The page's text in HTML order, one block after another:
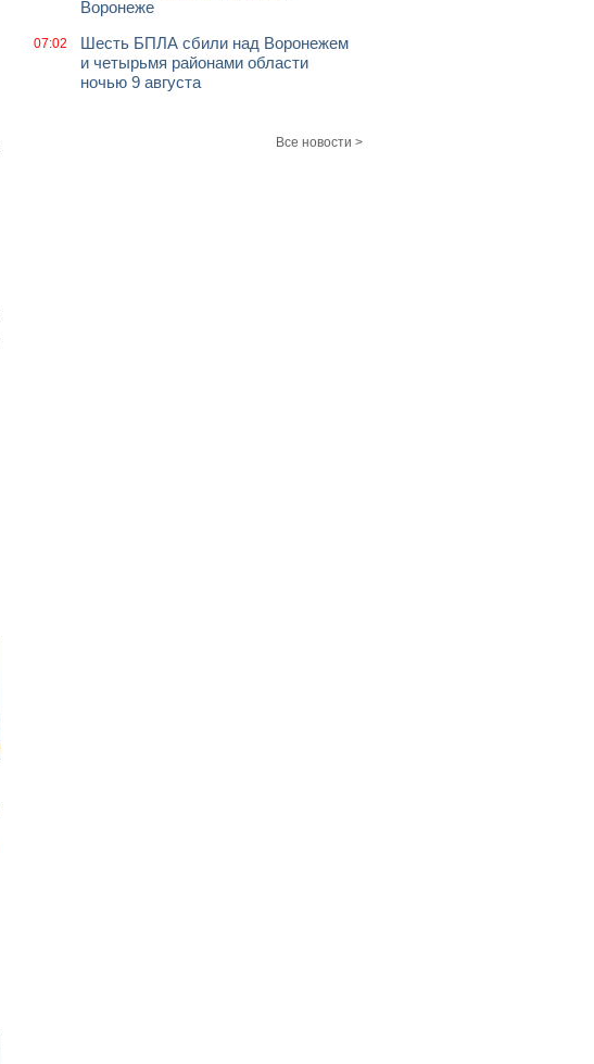
Воронеже
07:02
Шесть БПЛА сбили над Воронежем
и четырьмя районами области
ночью 9 августа
Все новости >